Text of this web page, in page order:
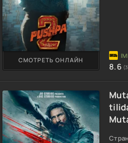
СМОТРЕТЬ ОНЛАЙН
8.6